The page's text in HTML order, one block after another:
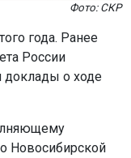
Фото: СКР
года. Ранее
России
доклады о ходе
Новосибирской